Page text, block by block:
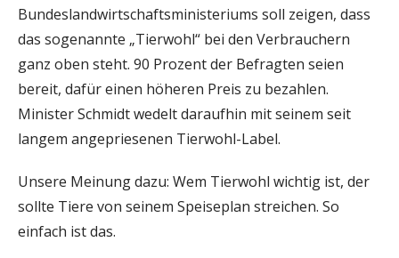
Bundeslandwirtschaftsministeriums soll zeigen, dass
das sogenannte „Tierwohl“ bei den Verbrauchern
ganz oben steht. 90 Prozent der Befragten seien
bereit, dafür einen höheren Preis zu bezahlen.
Minister Schmidt wedelt daraufhin mit seinem seit
langem angepriesenen Tierwohl-Label.
Unsere Meinung dazu: Wem Tierwohl wichtig ist, der
sollte Tiere von seinem Speiseplan streichen. So
einfach ist das.